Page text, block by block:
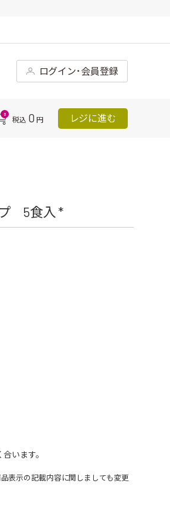
ログイン･会員登録
0
税込 0 円 レジに進む
5食入 *
います。
表示の記載内容に関しましても変更